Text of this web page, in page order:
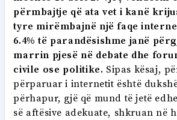
përmbajtje që ata vet i kanë
tyre mirëmbajnë një faqe
6.4% të parandësishme janë
marrin pjesë në debate dhe
civile ose politike. Sipas kësaj,
përparuar i internetit është
përhapur, gjë që mund të jetë
së aftësive adekuate, shkruan në